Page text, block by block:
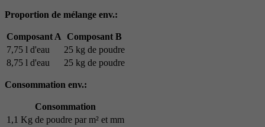
Proportion de mélange env.:
Composant A
Composant B
7,75 l d'eau
25 kg de poudre
8,75 l d'eau
25 kg de poudre
Consommation env.:
Consommation
1,1 Kg de poudre par m² et mm